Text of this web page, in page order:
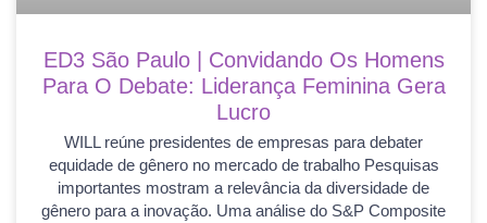
ED3 São Paulo | Convidando Os Homens
Para O Debate: Liderança Feminina Gera
Lucro
WILL reúne presidentes de empresas para debater
equidade de gênero no mercado de trabalho Pesquisas
importantes mostram a relevância da diversidade de
gênero para a inovação. Uma análise do S&P Composite